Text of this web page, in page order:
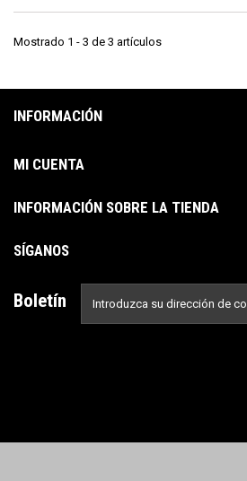
Mostrado 1 - 3 de 3 artículos
INFORMACIÓN
MI CUENTA
INFORMACIÓN SOBRE LA TIENDA
SÍGANOS
Boletín